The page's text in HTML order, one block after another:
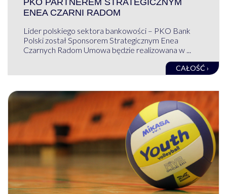
ENEA CZARNI RADOM
Lider polskiego sektora bankowości – PKO Bank
Polski został Sponsorem Strategicznym Enea
Czarnych Radom Umowa będzie realizowana w ...
CAŁOŚĆ ›